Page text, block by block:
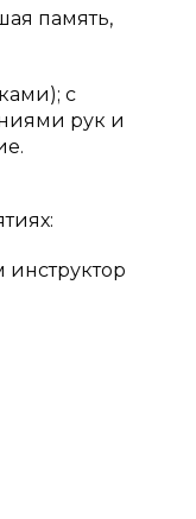
память,
с
рук и
инструктор